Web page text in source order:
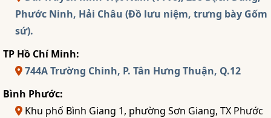
Phước Ninh, Hải Châu (Đồ lưu niệm, trưng bày Gốm
sứ).
TP Hồ Chí Minh:
744A Trường Chinh, P. Tân Hưng Thuận, Q.12
Bình Phước:
Khu phố Bình Giang 1, phường Sơn Giang, TX Phước